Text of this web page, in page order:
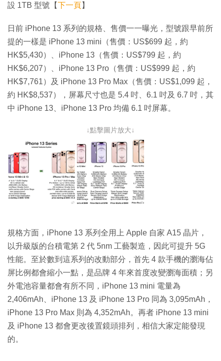
設 1TB 型號【下一頁】
日前 iPhone 13 系列的規格、售價一一曝光，型號跟早前所
提的一樣是 iPhone 13 mini（售價：US$699 起，約
HK$5,430）、iPhone 13（售價：US$799 起，約
HK$6,207）、iPhone 13 Pro（售價：US$999 起，約
HK$7,761）及 iPhone 13 Pro Max（售價：US$1,099 起，
約 HK$8,537），屏幕尺寸也是 5.4 吋、6.1 吋及 6.7 吋，其
中 iPhone 13、iPhone 13 Pro 均備 6.1 吋屏幕。
↓點擊圖片放大↓
規格方面，iPhone 13 系列全用上 Apple 自家 A15 晶片，
以升級版的台積電第 2 代 5nm 工藝製造，因此可提升 5G
性能。至於數到這系列的改動部分，首先 4 款手機的瀏海佔
屏比例都會縮小一點，是品牌 4 年來首度改變瀏海面積；另
外電池容量都會有所不同，iPhone 13 mini 電量為
2,406mAh、iPhone 13 及 iPhone 13 Pro 同為 3,095mAh，
iPhone 13 Pro Max 則為 4,352mAh。再者 iPhone 13 mini
及 iPhone 13 都會更改後置鏡頭排列，相信大家定能發現
的。